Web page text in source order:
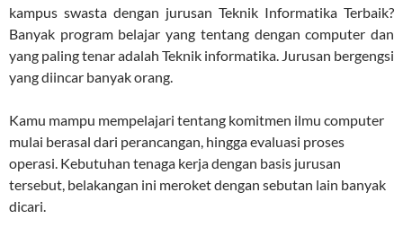
kampus swasta dengan jurusan Teknik Informatika Terbaik?
Banyak program belajar yang tentang dengan computer dan
yang paling tenar adalah Teknik informatika. Jurusan bergengsi
yang diincar banyak orang.
Kamu mampu mempelajari tentang komitmen ilmu computer
mulai berasal dari perancangan, hingga evaluasi proses
operasi. Kebutuhan tenaga kerja dengan basis jurusan
tersebut, belakangan ini meroket dengan sebutan lain banyak
dicari.